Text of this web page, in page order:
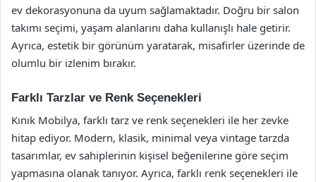
ev dekorasyonuna da uyum sağlamaktadır. Doğru bir salon
takımı seçimi, yaşam alanlarını daha kullanışlı hale getirir.
Ayrıca, estetik bir görünüm yaratarak, misafirler üzerinde de
olumlu bir izlenim bırakır.
Farklı Tarzlar ve Renk Seçenekleri
Kınık Mobilya, farklı tarz ve renk seçenekleri ile her zevke
hitap ediyor. Modern, klasik, minimal veya vintage tarzda
tasarımlar, ev sahiplerinin kişisel beğenilerine göre seçim
yapmasına olanak tanıyor. Ayrıca, farklı renk seçenekleri ile